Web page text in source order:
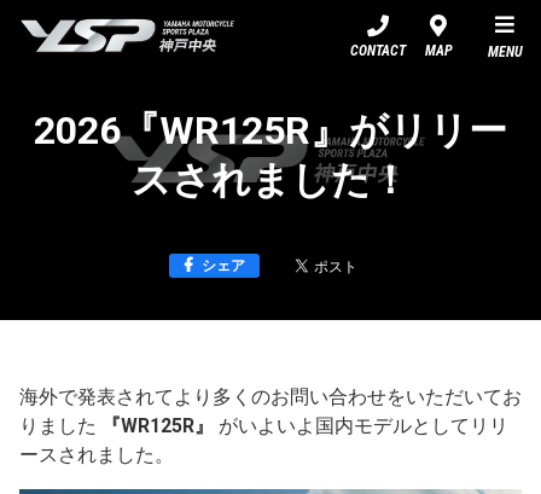
CONTACT MAP MENU
2026『WR125R』がリリー
スされました！
シェア
海外で発表されてより多くのお問い合わせをいただいてお
りました
『WR125R』
がいよいよ国内モデルとしてリリ
ースされました。